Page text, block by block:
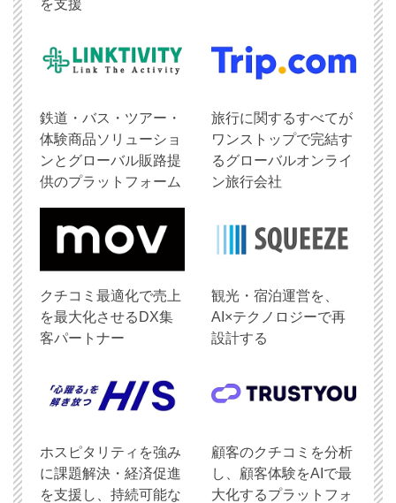
を支援
鉄道・バス・ツアー・
体験商品ソリューショ
ンとグローバル販路提
供のプラットフォーム
旅行に関するすべてが
ワンストップで完結す
るグローバルオンライ
ン旅行会社
クチコミ最適化で売上
を最大化させるDX集
客パートナー
観光・宿泊運営を、
AI×テクノロジーで再
設計する
ホスピタリティを強み
に課題解決・経済促進
を支援し、持続可能な
顧客のクチコミを分析
し、顧客体験をAIで最
大化するプラットフォ